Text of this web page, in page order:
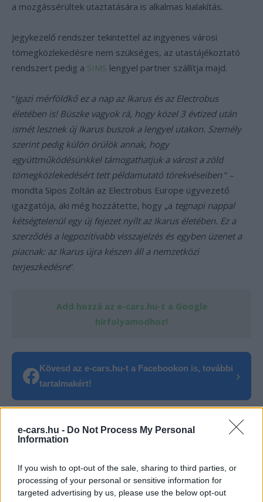
e-cars.hu - Do Not Process My Personal
Information
If you wish to opt-out of the sale, sharing to third parties, or
processing of your personal or sensitive information for
targeted advertising by us, please use the below opt-out
a mozgássérültek utaztatására is alkalmas kialakítás.
Jegykezelő rendszer tekintettel az ingyenes városi
tömegközlekedésre nem szükséges, az utastájékoztató
rendszert pedig a SIMS lengyel partner szállítja majd.
“Igazi mérföldkő ez a nap az Ikarus és az Electrobus
életében is! Büszke vagyok rá, hogy közel 3 évtized után
ismét lesznek új Ikarus buszok a lengyel utakon. Személy
szerint pedig külön örülök annak, hogy
együttműködésünkkel támogathatjuk a várost a zöld
tömegközlekedésért tett példamutató törekvéseiben ” –
mondta Sipos Zoltán az Electrobus Europe ügyvezető
igazgatója, aki még hozzátette, hogy „a tegnapi nappal
kétségtelenül egy új fejezet nyílt az Ikarus életében. Ez a
szerződés a legpozitívabb visszajelzés és egyben üzenet a
piacnak: az Ikarus újra készen áll a nemzetközi
terjeszkedésre”.
Add hozzá az e-cars.hu-t a Google
hírfolyamodhoz!
Kövesd az e-cars.hu-t a Facebookon is, további
tartalmakért!
›
CÍMKÉK e-mobilitás Elektromobilitás
Elektromos autó
Ikarus
Ikarus 120e